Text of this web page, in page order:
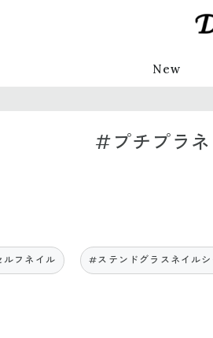
New
#プチプラネ
フネイル #ステンドグラスネイルシ